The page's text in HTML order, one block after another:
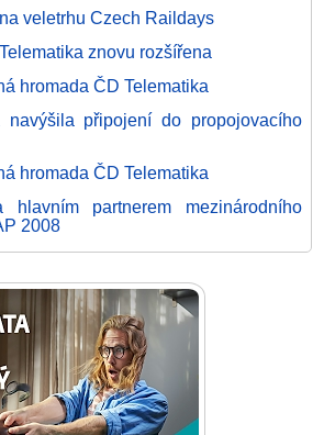
veletrhu Czech Raildays
znovu rozšířena
hromada ČD Telematika
navýšila připojení do propojovacího
hromada ČD Telematika
hlavním partnerem mezinárodního
2008